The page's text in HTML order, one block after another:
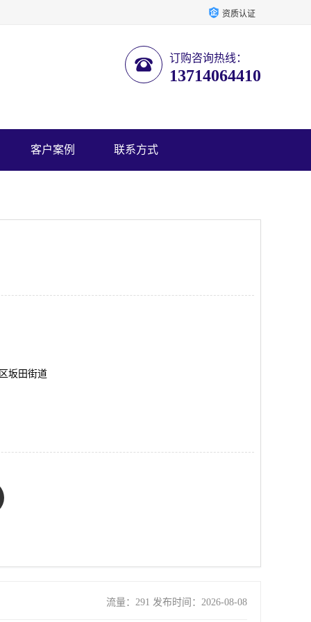
资质认证
订购咨询热线：
13714064410
客户案例 联系方式
坂田街道
流量：291 发布时间：2026-08-08